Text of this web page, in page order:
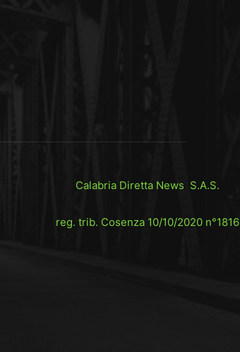
Calabria Diretta News S.A.S.
reg. trib. Cosenza 10/10/2020 n°1816